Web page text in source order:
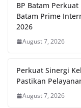
BP Batam
Batam Prime
2026
August 7, 2026
Perkuat Sinergi
Pastikan
August 7, 2026